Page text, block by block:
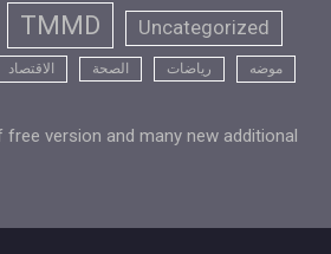
TMMD Uncategorized
الاقتصاد الصحة رياضات موضه
version and many new additional